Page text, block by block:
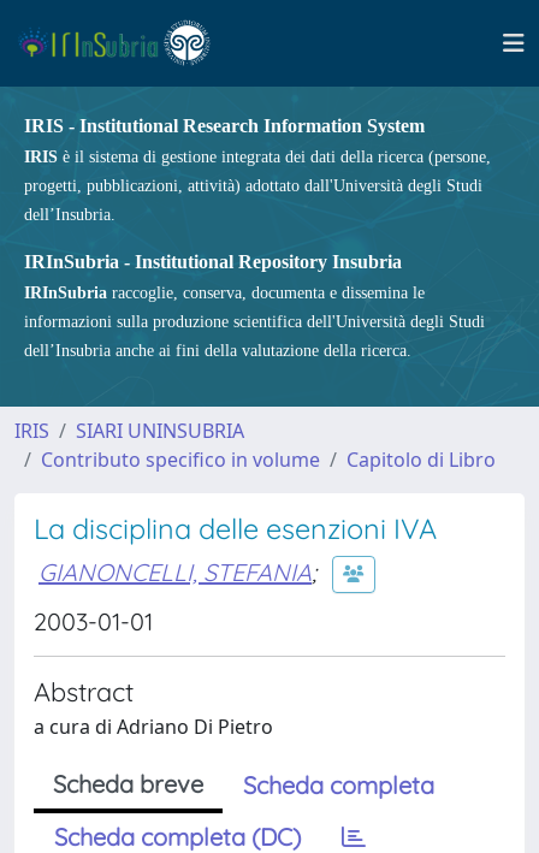
IRIS - Institutional Research Information System
IRIS è il sistema di gestione integrata dei dati della ricerca (persone,
progetti, pubblicazioni, attività) adottato dall'Università degli Studi
dell’Insubria.
IRInSubria - Institutional Repository Insubria
IRInSubria raccoglie, conserva, documenta e dissemina le
informazioni sulla produzione scientifica dell'Università degli Studi
dell’Insubria anche ai fini della valutazione della ricerca.
IRIS
SIARI UNINSUBRIA
Contributo specifico in volume
Capitolo di Libro
La disciplina delle esenzioni IVA
GIANONCELLI, STEFANIA;
2003-01-01
Abstract
a cura di Adriano Di Pietro
Scheda breve
Scheda completa
Scheda completa (DC)